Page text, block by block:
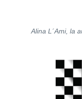
Alina L´Ami, la